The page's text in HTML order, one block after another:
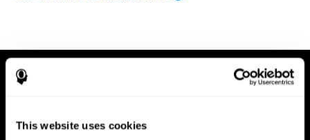
This website uses cookies